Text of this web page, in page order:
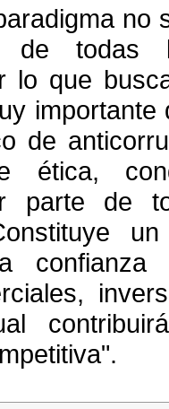
no
de
lo que
importante
de
ética,
parte de
confianza